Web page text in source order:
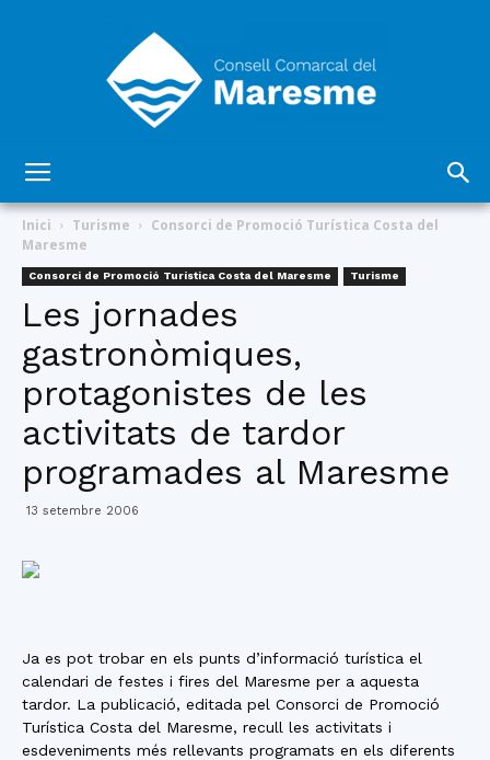
Comarcal
del
Maresme
Inici Turisme
Consorci de Promoció Turística Costa del
Maresme
Consorci de Promoció Turística Costa del Maresme Turisme
Les jornades
gastronòmiques,
protagonistes de les
activitats de tardor
programades al Maresme
13 setembre 2006
Ja es pot trobar en els punts d’informació turística el
calendari de festes i fires del Maresme per a aquesta
tardor. La publicació, editada pel Consorci de Promoció
Turística Costa del Maresme, recull les activitats i
esdeveniments més rellevants programats en els diferents